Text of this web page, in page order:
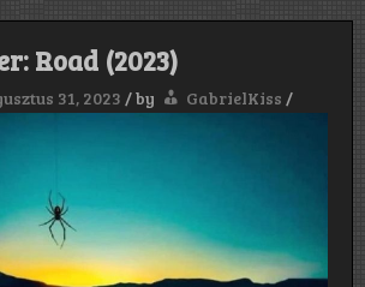
Road (2023)
31, 2023 /by GabrielKiss /